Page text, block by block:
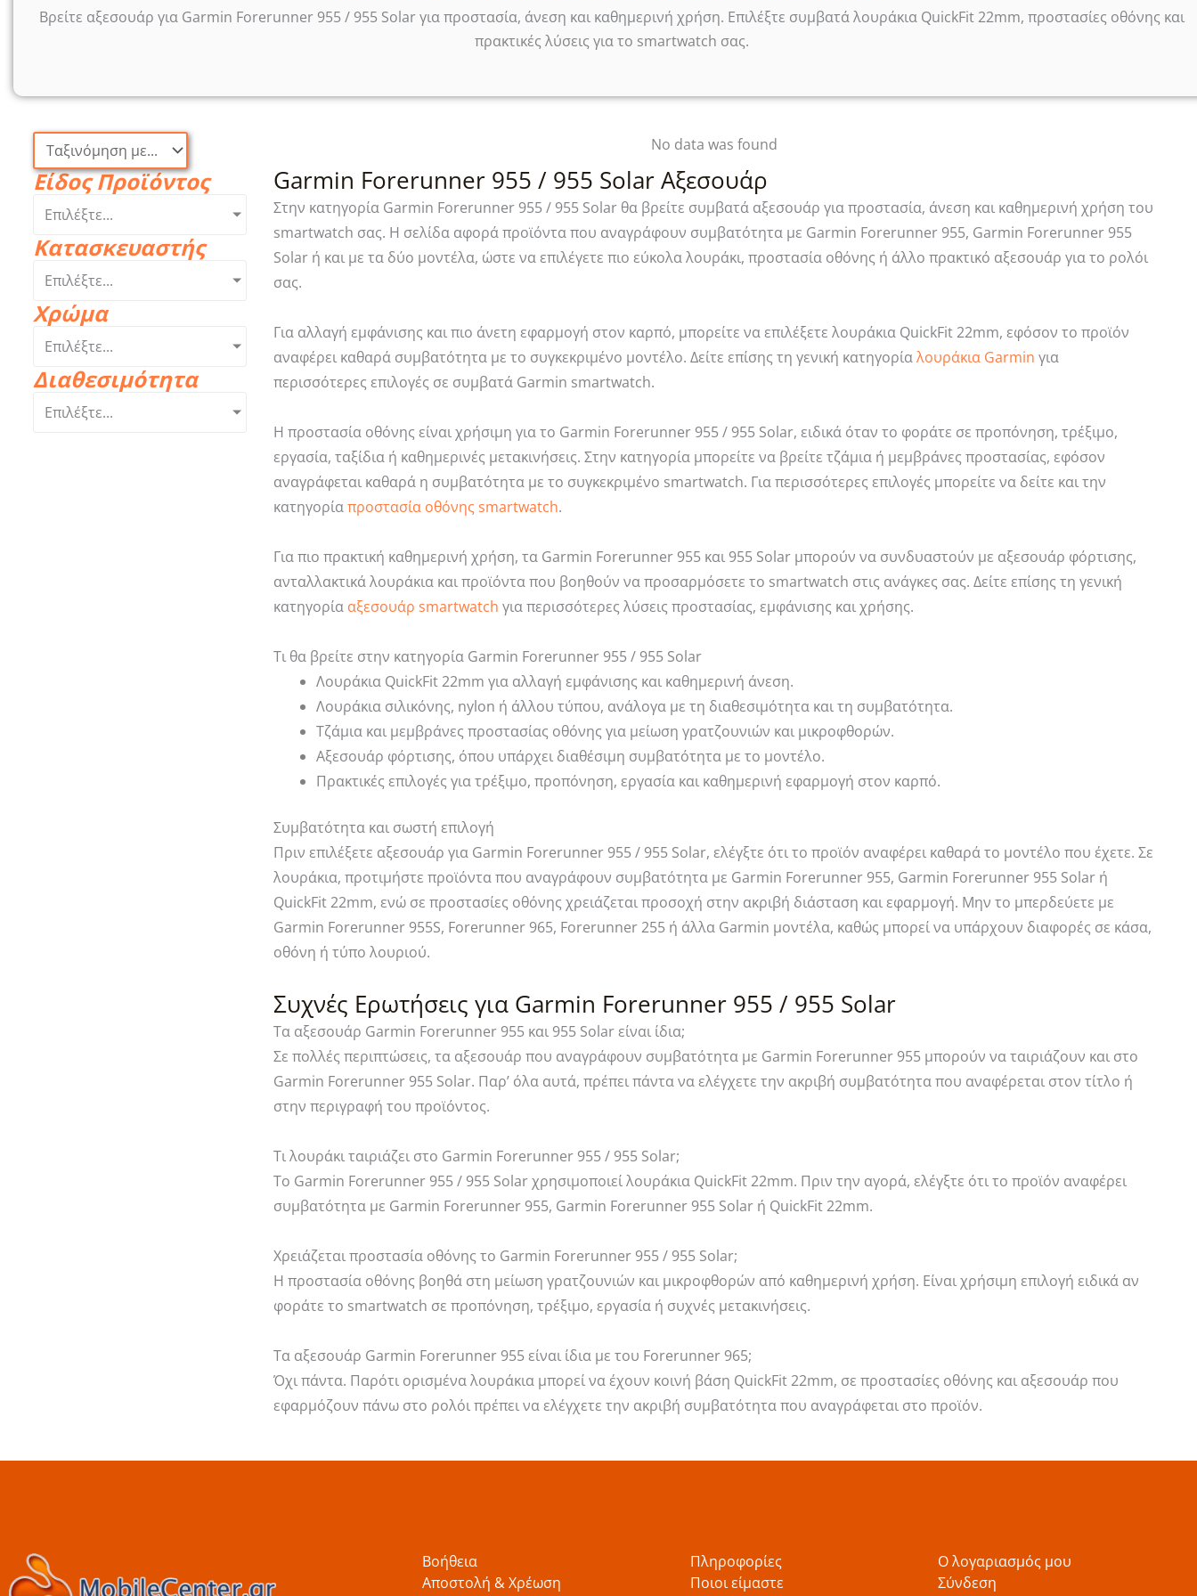
Βρείτε αξεσουάρ για Garmin Forerunner 955 / 955 Solar για προστασία, άνεση και καθημερινή χρήση. Επιλέξτε συμβατά λουράκια QuickFit 22mm, προστασίες οθόνης και
πρακτικές λύσεις για το smartwatch σας.
Είδος Προϊόντος
Επιλέξτε...
Κατασκευαστής
Επιλέξτε...
Χρώμα
Επιλέξτε...
Διαθεσιμότητα
Επιλέξτε...
No data was found
Garmin Forerunner 955 / 955 Solar Αξεσουάρ
Στην κατηγορία Garmin Forerunner 955 / 955 Solar θα βρείτε συμβατά αξεσουάρ για προστασία, άνεση και καθημερινή χρήση του
smartwatch σας. Η σελίδα αφορά προϊόντα που αναγράφουν συμβατότητα με Garmin Forerunner 955, Garmin Forerunner 955
Solar ή και με τα δύο μοντέλα, ώστε να επιλέγετε πιο εύκολα λουράκι, προστασία οθόνης ή άλλο πρακτικό αξεσουάρ για το ρολόι
σας.
Για αλλαγή εμφάνισης και πιο άνετη εφαρμογή στον καρπό, μπορείτε να επιλέξετε λουράκια QuickFit 22mm, εφόσον το προϊόν
αναφέρει καθαρά συμβατότητα με το συγκεκριμένο μοντέλο. Δείτε επίσης τη γενική κατηγορίαλουράκια Garmin για
περισσότερες επιλογές σε συμβατά Garmin smartwatch.
Η προστασία οθόνης είναι χρήσιμη για το Garmin Forerunner 955 / 955 Solar, ειδικά όταν το φοράτε σε προπόνηση, τρέξιμο,
εργασία, ταξίδια ή καθημερινές μετακινήσεις. Στην κατηγορία μπορείτε να βρείτε τζάμια ή μεμβράνες προστασίας, εφόσον
αναγράφεται καθαρά η συμβατότητα με το συγκεκριμένο smartwatch. Για περισσότερες επιλογές μπορείτε να δείτε και την
κατηγορίαπροστασία οθόνης smartwatch.
Για πιο πρακτική καθημερινή χρήση, τα Garmin Forerunner 955 και 955 Solar μπορούν να συνδυαστούν με αξεσουάρ φόρτισης,
ανταλλακτικά λουράκια και προϊόντα που βοηθούν να προσαρμόσετε το smartwatch στις ανάγκες σας. Δείτε επίσης τη γενική
κατηγορία αξεσουάρ smartwatch για περισσότερες λύσεις προστασίας, εμφάνισης και χρήσης.
Τι θα βρείτε στην κατηγορία Garmin Forerunner 955 / 955 Solar
Λουράκια QuickFit 22mm για αλλαγή εμφάνισης και καθημερινή άνεση.
Λουράκια σιλικόνης, nylon ή άλλου τύπου, ανάλογα με τη διαθεσιμότητα και τη συμβατότητα.
Τζάμια και μεμβράνες προστασίας οθόνης για μείωση γρατζουνιών και μικροφθορών.
Αξεσουάρ φόρτισης, όπου υπάρχει διαθέσιμη συμβατότητα με το μοντέλο.
Πρακτικές επιλογές για τρέξιμο, προπόνηση, εργασία και καθημερινή εφαρμογή στον καρπό.
Συμβατότητα και σωστή επιλογή
Πριν επιλέξετε αξεσουάρ για Garmin Forerunner 955 / 955 Solar, ελέγξτε ότι το προϊόν αναφέρει καθαρά το μοντέλο που έχετε. Σε
λουράκια, προτιμήστε προϊόντα που αναγράφουν συμβατότητα με Garmin Forerunner 955, Garmin Forerunner 955 Solar ή
QuickFit 22mm, ενώ σε προστασίες οθόνης χρειάζεται προσοχή στην ακριβή διάσταση και εφαρμογή. Μην το μπερδεύετε με
Garmin Forerunner 955S, Forerunner 965, Forerunner 255 ή άλλα Garmin μοντέλα, καθώς μπορεί να υπάρχουν διαφορές σε κάσα,
οθόνη ή τύπο λουριού.
Συχνές Ερωτήσεις για Garmin Forerunner 955 / 955 Solar
Τα αξεσουάρ Garmin Forerunner 955 και 955 Solar είναι ίδια;
Σε πολλές περιπτώσεις, τα αξεσουάρ που αναγράφουν συμβατότητα με Garmin Forerunner 955 μπορούν να ταιριάζουν και στο
Garmin Forerunner 955 Solar. Παρ’ όλα αυτά, πρέπει πάντα να ελέγχετε την ακριβή συμβατότητα που αναφέρεται στον τίτλο ή
στην περιγραφή του προϊόντος.
Τι λουράκι ταιριάζει στο Garmin Forerunner 955 / 955 Solar;
Το Garmin Forerunner 955 / 955 Solar χρησιμοποιεί λουράκια QuickFit 22mm. Πριν την αγορά, ελέγξτε ότι το προϊόν αναφέρει
συμβατότητα με Garmin Forerunner 955, Garmin Forerunner 955 Solar ή QuickFit 22mm.
Χρειάζεται προστασία οθόνης το Garmin Forerunner 955 / 955 Solar;
Η προστασία οθόνης βοηθά στη μείωση γρατζουνιών και μικροφθορών από καθημερινή χρήση. Είναι χρήσιμη επιλογή ειδικά αν
φοράτε το smartwatch σε προπόνηση, τρέξιμο, εργασία ή συχνές μετακινήσεις.
Τα αξεσουάρ Garmin Forerunner 955 είναι ίδια με του Forerunner 965;
Όχι πάντα. Παρότι ορισμένα λουράκια μπορεί να έχουν κοινή βάση QuickFit 22mm, σε προστασίες οθόνης και αξεσουάρ που
εφαρμόζουν πάνω στο ρολόι πρέπει να ελέγχετε την ακριβή συμβατότητα που αναγράφεται στο προϊόν.
Βοήθεια
Αποστολή & Χρέωση
Πληροφορίες
Ποιοι είμαστε
Ο λογαριασμός μου
Σύνδεση